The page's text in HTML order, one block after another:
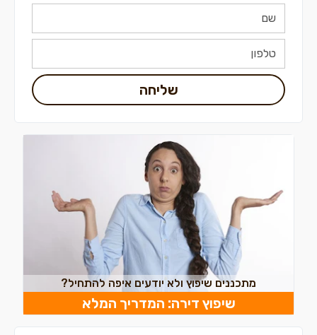
שליחה
מתכננים שיפוץ ולא יודעים איפה להתחיל?
שיפוץ דירה: המדריך המלא